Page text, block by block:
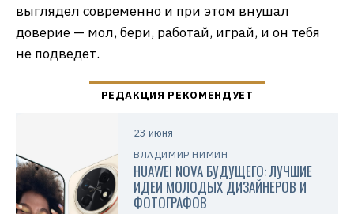
выглядел современно и при этом внушал
доверие — мол, бери, работай, играй, и он тебя
не подведет.
23 июня
ВЛАДИМИР НИМИН
HUAWEI NOVA БУДУЩЕГО: ЛУЧШИЕ
ИДЕИ МОЛОДЫХ ДИЗАЙНЕРОВ И
ФОТОГРАФОВ